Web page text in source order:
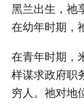
黑兰出生，祂
在幼年时期，
在青年时期，
样谋求政府职
穷人。祂对地